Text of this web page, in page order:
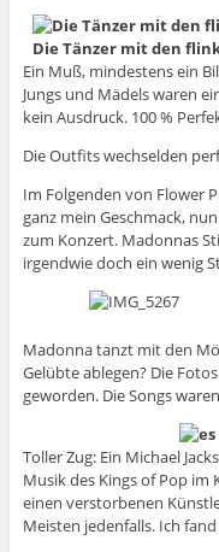
Die Tänzer mit den
Ein Muß, mindestens ein
Jungs und Mädels waren
kein Ausdruck. 100 %
Die Outfits wechselden
Im Folgenden von Flower
ganz mein Geschmack,
zum Konzert. Madonnas
irgendwie doch ein wenig
Madonna tanzt mit den
Gelübte ablegen? Die
geworden. Die Songs
Toller Zug: Ein Michael
Musik des Kings of Pop im
einen verstorbenen
Meisten jedenfalls. Ich